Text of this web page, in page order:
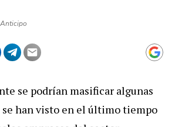
se podrían masificar algunas
han visto en el último tiempo